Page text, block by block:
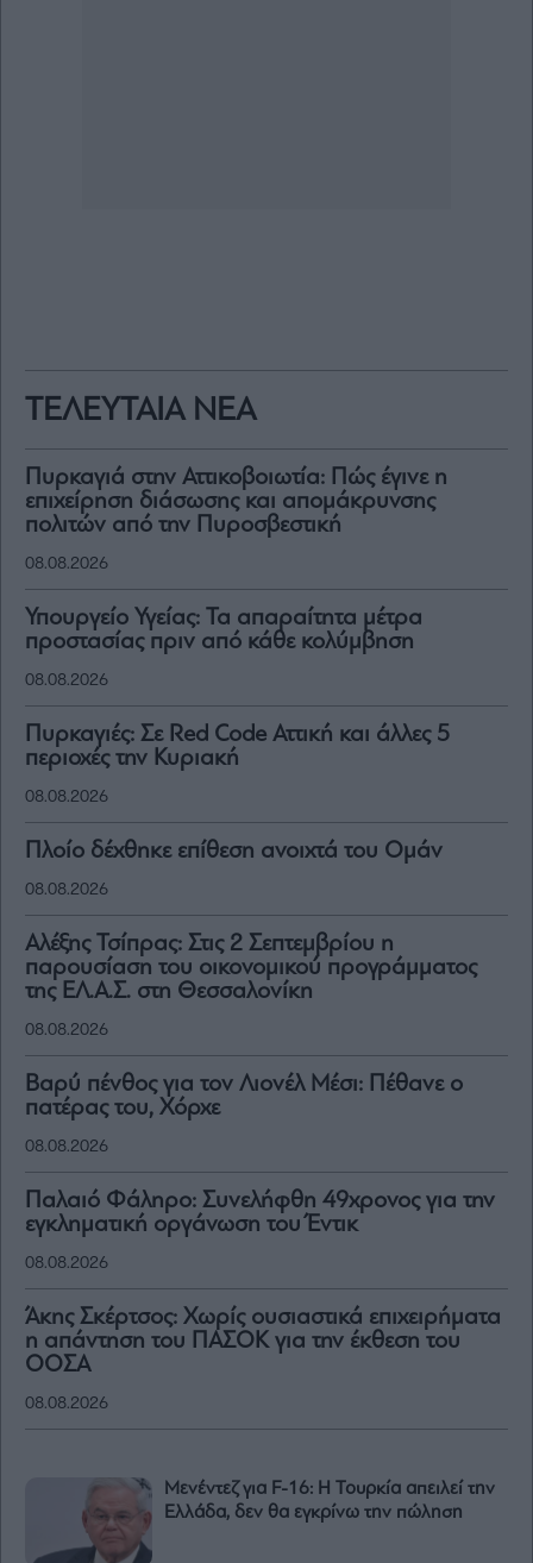
ΤΕΛΕΥΤΑΙΑ ΝΕΑ
Πυρκαγιά στην Αττικοβοιωτία: Πώς έγινε η
επιχείρηση διάσωσης και απομάκρυνσης
πολιτών από την Πυροσβεστική
08.08.2026
Υπουργείο Υγείας: Τα απαραίτητα μέτρα
προστασίας πριν από κάθε κολύμβηση
08.08.2026
Πυρκαγιές: Σε Red Code Αττική και άλλες 5
περιοχές την Κυριακή
08.08.2026
Πλοίο δέχθηκε επίθεση ανοιχτά του Ομάν
08.08.2026
Αλέξης Τσίπρας: Στις 2 Σεπτεμβρίου η
παρουσίαση του οικονομικού προγράμματος
της ΕΛ.Α.Σ. στη Θεσσαλονίκη
08.08.2026
Βαρύ πένθος για τον Λιονέλ Μέσι: Πέθανε ο
πατέρας του, Χόρχε
08.08.2026
Παλαιό Φάληρο: Συνελήφθη 49χρονος για την
εγκληματική οργάνωση του Έντικ
08.08.2026
Άκης Σκέρτσος: Χωρίς ουσιαστικά επιχειρήματα
η απάντηση του ΠΑΣΟΚ για την έκθεση του
ΟΟΣΑ
08.08.2026
Μενέντεζ για F-16: Η Τουρκία απειλεί την
Ελλάδα, δεν θα εγκρίνω την πώληση